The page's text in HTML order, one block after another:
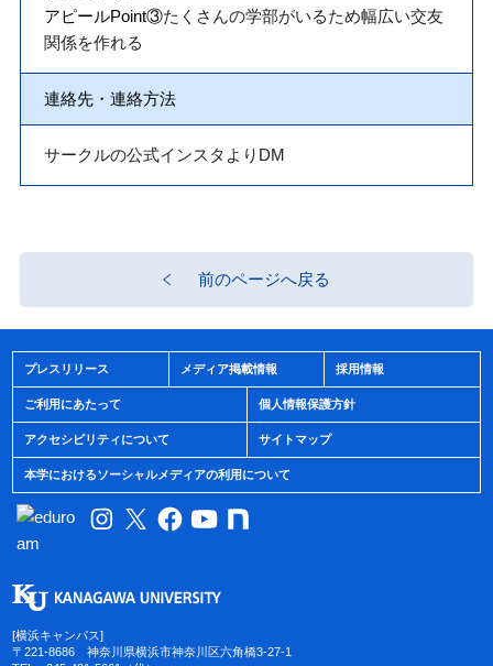
アピールPoint③たくさんの学部がいるため幅広い交友
関係を作れる
連絡先・連絡方法
サークルの公式インスタよりDM
前のページへ戻る
プレスリリース メディア掲載情報 採用情報
ご利用にあたって 個人情報保護方針
アクセシビリティについて サイトマップ
本学におけるソーシャルメディアの利用について
[横浜キャンパス]
〒221-8686 神奈川県横浜市神奈川区六角橋3-27-1